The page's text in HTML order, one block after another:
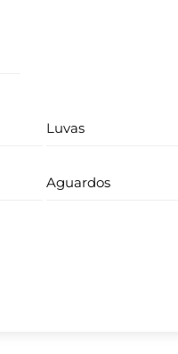
Luvas
Aguardos